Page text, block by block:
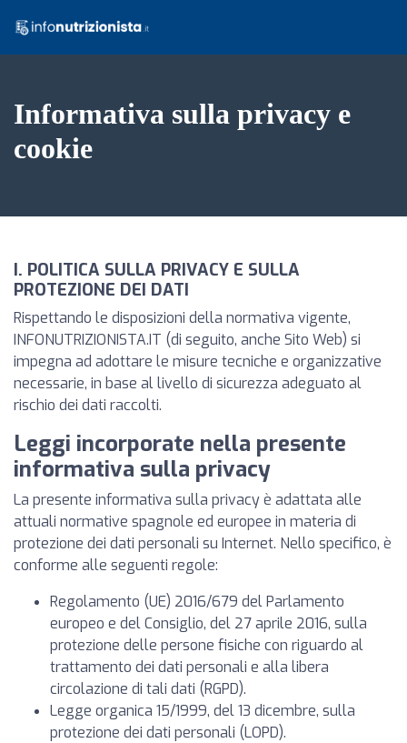
Informativa sulla privacy e
cookie
I. POLITICA SULLA PRIVACY E SULLA
PROTEZIONE DEI DATI
Rispettando le disposizioni della normativa vigente,
INFONUTRIZIONISTA.IT (di seguito, anche Sito Web) si
impegna ad adottare le misure tecniche e organizzative
necessarie, in base al livello di sicurezza adeguato al
rischio dei dati raccolti.
Leggi incorporate nella presente
informativa sulla privacy
La presente informativa sulla privacy è adattata alle
attuali normative spagnole ed europee in materia di
protezione dei dati personali su Internet. Nello specifico, è
conforme alle seguenti regole:
Regolamento (UE) 2016/679 del Parlamento
europeo e del Consiglio, del 27 aprile 2016, sulla
protezione delle persone fisiche con riguardo al
trattamento dei dati personali e alla libera
circolazione di tali dati (RGPD).
Legge organica 15/1999, del 13 dicembre, sulla
protezione dei dati personali (LOPD).